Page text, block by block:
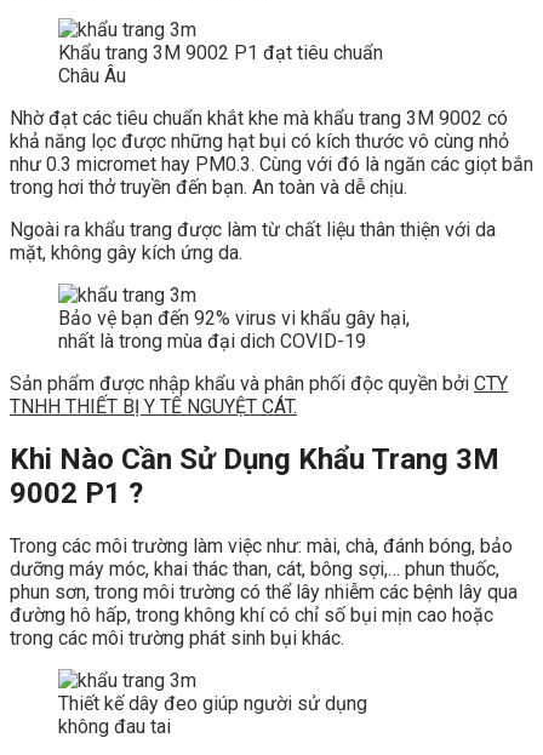
Khẩu trang 3M 9002 P1 đạt tiêu chuẩn
Châu Âu
Nhờ đạt các tiêu chuẩn khắt khe mà khẩu trang 3M 9002 có
khả năng lọc được những hạt bụi có kích thước vô cùng nhỏ
như 0.3 micromet hay PM0.3. Cùng với đó là ngăn các giọt bắn
trong hơi thở truyền đến bạn. An toàn và dễ chịu.
Ngoài ra khẩu trang được làm từ chất liệu thân thiện với da
mặt, không gây kích ứng da.
Bảo vệ bạn đến 92% virus vi khẩu gây hại,
nhất là trong mùa đại dich COVID-19
Sản phẩm được nhập khẩu và phân phối độc quyền bởi CTY
TNHH THIẾT BỊ Y TẾ NGUYỆT CÁT.
Khi Nào Cần Sử Dụng Khẩu Trang 3M
9002 P1 ?
Trong các môi trường làm việc như: mài, chà, đánh bóng, bảo
dưỡng máy móc, khai thác than, cát, bông sợi,… phun thuốc,
phun sơn, trong môi trường có thể lây nhiễm các bệnh lây qua
đường hô hấp, trong không khí có chỉ số bụi mịn cao hoặc
trong các môi trường phát sinh bụi khác.
Thiết kế dây đeo giúp người sử dụng
không đau tai